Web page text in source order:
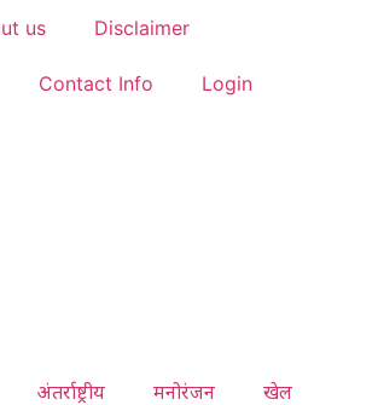
us Disclaimer
Contact Info Login
अंतर्राष्ट्रीय मनोरंजन खेल